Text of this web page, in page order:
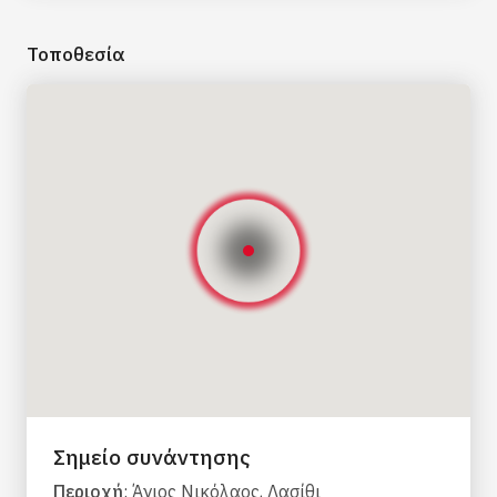
Συνιστώνται άνετα παπούτσια
Τοποθεσία
Σημείο συνάντησης
Περιοχή: Άγιος Νικόλαος, Λασίθι